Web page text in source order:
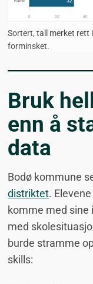
Sortert, tall merket rett
forminsket.
Bruk
enn å
data
Bodø kommune
distriktet.
komme med sine
med
burde stramme
skills: